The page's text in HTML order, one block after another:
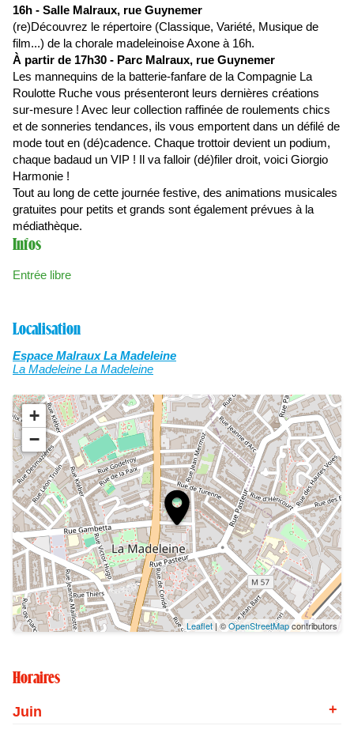
16h - Salle Malraux, rue Guynemer
(re)Découvrez le répertoire (Classique, Variété, Musique de
film...) de la chorale madeleinoise Axone à 16h.
À partir de 17h30 - Parc Malraux, rue Guynemer
Les mannequins de la batterie-fanfare de la Compagnie La
Roulotte Ruche vous présenteront leurs dernières créations
sur-mesure ! Avec leur collection raffinée de roulements chics
et de sonneries tendances, ils vous emportent dans un défilé de
mode tout en (dé)cadence. Chaque trottoir devient un podium,
chaque badaud un VIP ! Il va falloir (dé)filer droit, voici Giorgio
Harmonie !
Tout au long de cette journée festive, des animations musicales
gratuites pour petits et grands sont également prévues à la
médiathèque.
Infos
Entrée libre
Localisation
Espace Malraux La Madeleine
La Madeleine La Madeleine
+
−
Leaflet| ©OpenStreetMapcontributors
Horaires
Juin